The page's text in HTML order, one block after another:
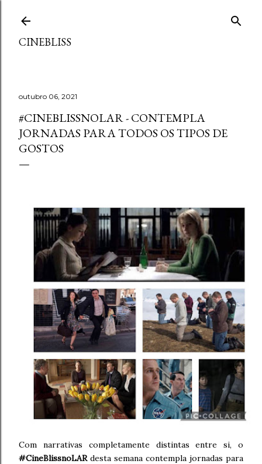
CINEBLISS
outubro 06, 2021
#CINEBLISSNOLAR - CONTEMPLA
JORNADAS PARA TODOS OS TIPOS DE
GOSTOS
Com narrativas completamente distintas entre si, o
#CineBlissnoLARdesta semana contempla jornadas para